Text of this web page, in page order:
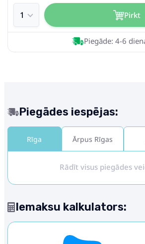
Pirkt
Piegāde: 4-6
Piegādes iespējas:
Rīga Ārpus Rīgas
Rādīt visus piegādes
Iemaksu kalkulators: